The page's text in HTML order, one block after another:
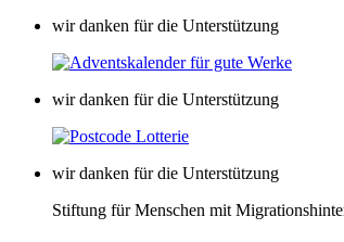
wir danken für die Unterstützung
wir danken für die Unterstützung
wir danken für die Unterstützung
Stiftung für Menschen mit